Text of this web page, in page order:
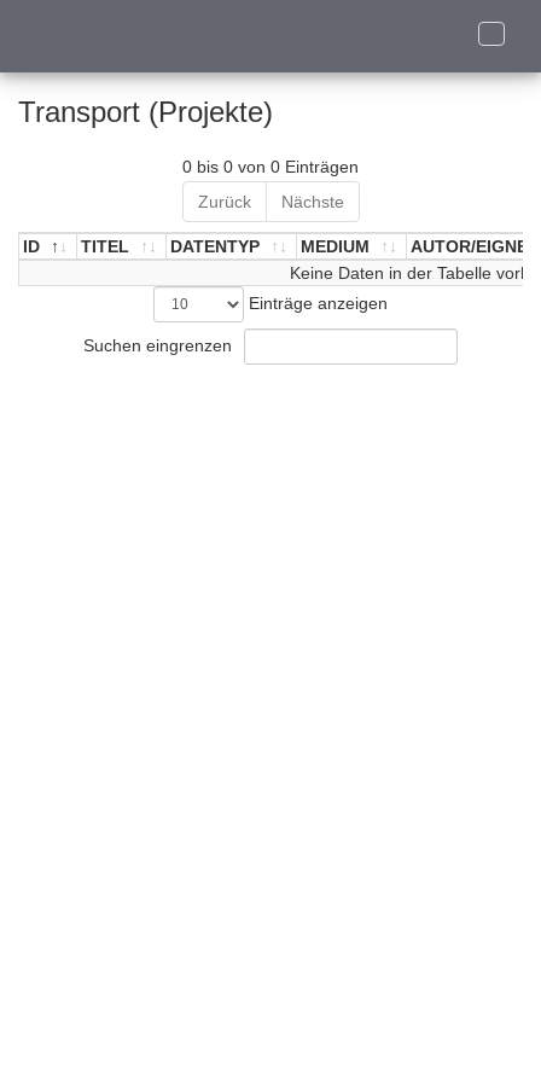
Toggle
Transport (Projekte)
0 bis 0 von 0 Einträgen
Zurück
Nächste
ID TITEL DATENTYP MEDIUM
AUTOR/EIGNER
MEDIUM AUTOR/EIGNER
Keine Daten in der Tabelle
Einträge anzeigen
Suchen eingrenzen